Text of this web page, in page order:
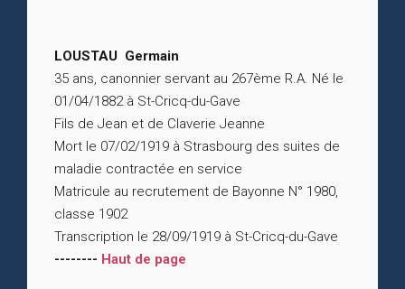
LOUSTAU Germain
35 ans, canonnier servant au 267ème R.A. Né le
01/04/1882 à St-Cricq-du-Gave
Fils de Jean et de Claverie Jeanne
Mort le 07/02/1919 à Strasbourg des suites de
maladie contractée en service
Matricule au recrutement de Bayonne N° 1980,
classe 1902
Transcription le 28/09/1919 à St-Cricq-du-Gave
-------- Haut de page